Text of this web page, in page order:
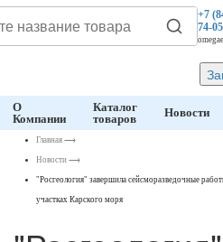
+7
74-05
О
Компании
Каталог
товаров
Новости
Главная ⟶
Новости ⟶
"Росгеология" завершила сейсморазведочные
участках Карского моря